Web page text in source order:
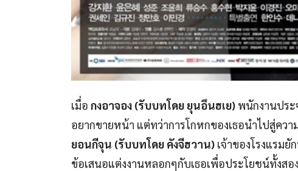
เมื่อ กงอาจอง (รับบทโดย ยุนอึนฮเย) พนักงานประ
อยากขายหน้า แต่ทว่าการโกหกของเธอนำไปสู่ควา
ยอนกีจุน (รับบทโดย คังจีฮวาน) เจ้าของโรงแรม
ข้อเสนอแต่งงานหลอกๆกับเธอเพื่อประโยชน์ทั้งสอ